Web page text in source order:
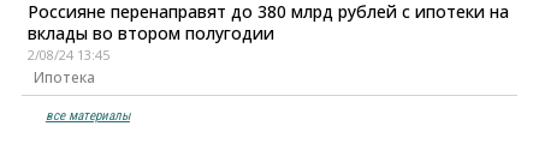
Россияне перенаправят до 380 млрд рублей с ипотеки на
вклады во втором полугодии
2/08/24 13:45
Ипотека
все материалы